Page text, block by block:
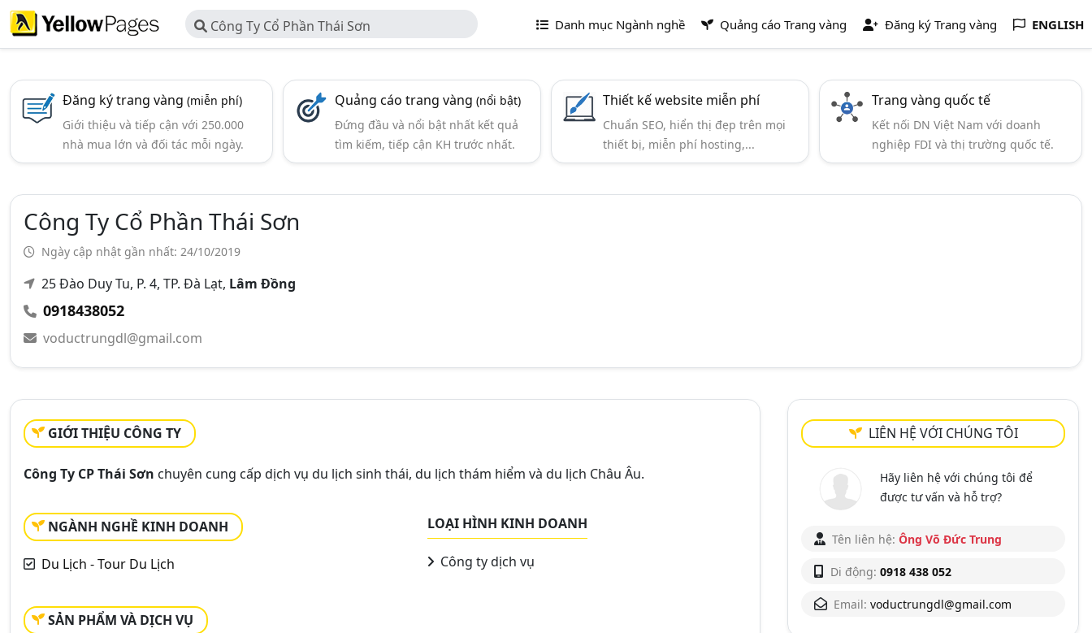
Công Ty Cổ Phần Thái Sơn Danh mục Ngành nghề Quảng cáo Trang vàng Đăng ký Trang vàng ENGLISH
Đăng ký trang vàng (miễn phí)
Giới thiệu và tiếp cận với 250.000
nhà mua lớn và đối tác mỗi ngày.
Quảng cáo trang vàng(nổi bật)
Đứng đầu và nổi bật nhất kết quả
tìm kiếm, tiếp cận KH trước nhất.
Thiết kế website miễn phí
Chuẩn SEO, hiển thị đẹp trên mọi
thiết bị, miễn phí hosting,...
Trang vàng quốc tế
Kết nối DN Việt Nam với doanh
nghiệp FDI và thị trường quốc tế.
Công Ty Cổ Phần Thái Sơn
Ngày cập nhật gần nhất: 24/10/2019
25 Đào Duy Tu, P. 4, TP. Đà Lạt, Lâm Đồng
0918438052
voductrungdl@gmail.com
GIỚI THIỆU CÔNG TY
Công Ty CP Thái Sơn chuyên cung cấp dịch vụ du lịch sinh thái, du lịch thám hiểm và du lịch Châu Âu.
NGÀNH NGHỀ KINH DOANH
Du Lịch - Tour Du Lịch
LOẠI HÌNH KINH DOANH
Công ty dịch vụ
SẢN PHẨM VÀ DỊCH VỤ
LIÊN HỆ VỚI CHÚNG TÔI
Hãy liên hệ với chúng tôi để
được tư vấn và hỗ trợ?
Tên liên hệ: Ông Võ Đức Trung
Di động: 0918 438 052
Email: voductrungdl@gmail.com